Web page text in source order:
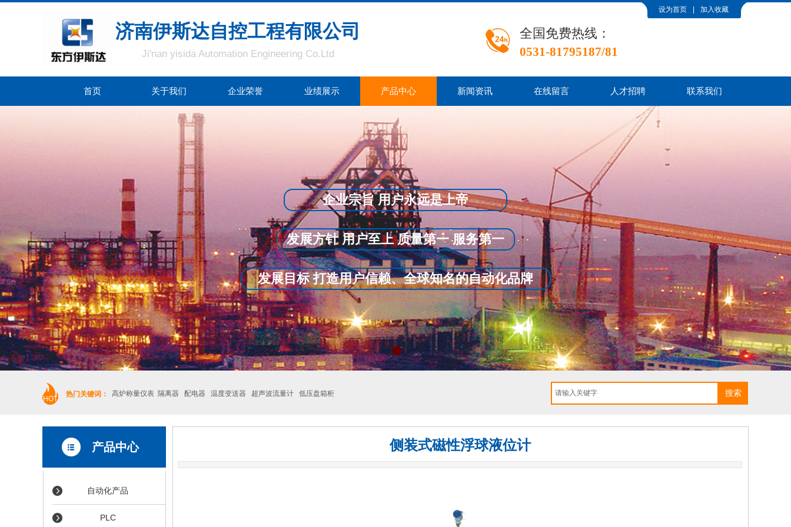
设为首页 加入收藏
济南伊斯达自控工程有限公司 全国免费热线：
0531-81795187/81
Ji'nan yisida Automation Engineering Co.Ltd
首页 关于我们 企业荣誉 业绩展示 产品中心 新闻资讯 在线留言 人才招聘 联系我们
企业宗旨 用户永远是上帝
发展方针 用户至上 质量第一 服务第一
发展目标 打造用户信赖、全球知名的自动化品牌
HOT
热门关键词： 高炉称量仪表 隔离器 配电器 温度变送器 超声波流量计 低压盘箱柜 搜索
侧装式磁性浮球液位计
产品中心
自动化产品
PLC